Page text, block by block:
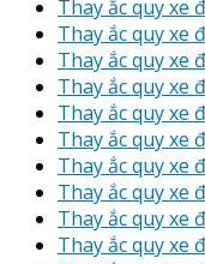
Thay ắc quy xe
Thay ắc quy xe
Thay ắc quy xe
Thay ắc quy xe
Thay ắc quy xe
Thay ắc quy xe
Thay ắc quy xe
Thay ắc quy xe
Thay ắc quy xe
Thay ắc quy xe